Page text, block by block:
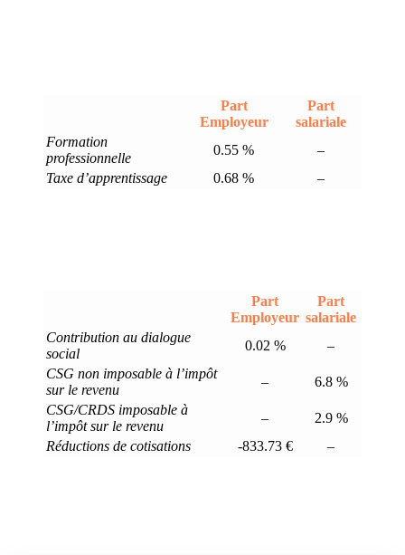
Part
Employeur
Part
salariale
Formation
professionnelle
0.55 %
–
Taxe d’apprentissage
0.68 % –
Part
Employeur
Part
salariale
Contribution au dialogue
social
0.02 %
–
CSG non imposable à l’impôt
sur le revenu
–
6.8 %
CSG/CRDS imposable à
l’impôt sur le revenu
–
2.9 %
Réductions de cotisations
-833.73 € –